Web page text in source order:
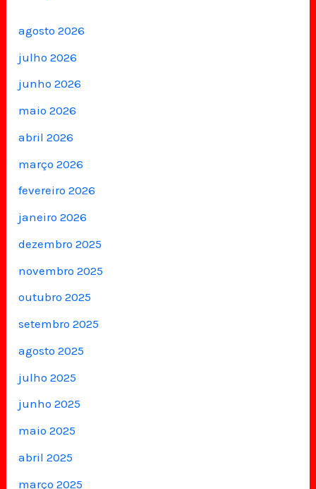
agosto 2026
julho 2026
junho 2026
maio 2026
abril 2026
março 2026
fevereiro 2026
janeiro 2026
dezembro 2025
novembro 2025
outubro 2025
setembro 2025
agosto 2025
julho 2025
junho 2025
maio 2025
abril 2025
março 2025